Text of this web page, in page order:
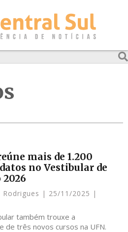
mais de 1.200
no Vestibular de
2026
Rodrigues
25/11/2025
também trouxe a
de três novos cursos na UFN.